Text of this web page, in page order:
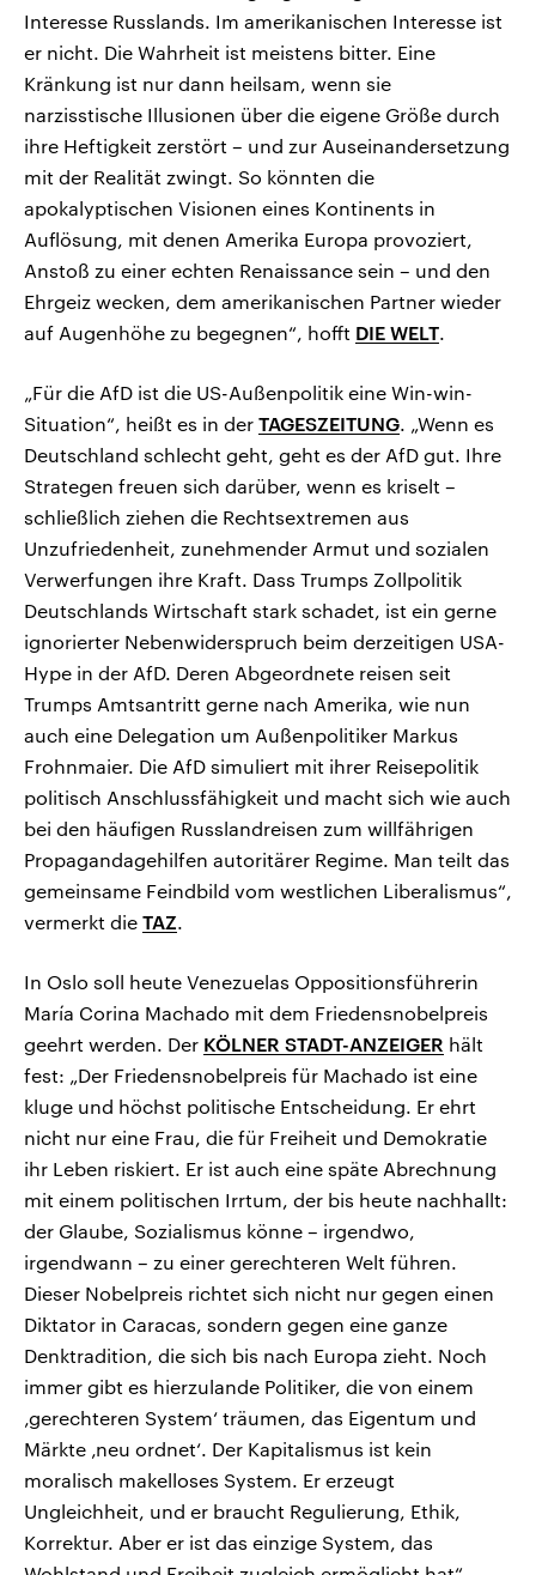
Interesse Russlands. Im amerikanischen Interesse ist
er nicht. Die Wahrheit ist meistens bitter. Eine
Kränkung ist nur dann heilsam, wenn sie
narzisstische Illusionen über die eigene Größe durch
ihre Heftigkeit zerstört – und zur Auseinandersetzung
mit der Realität zwingt. So könnten die
apokalyptischen Visionen eines Kontinents in
Auflösung, mit denen Amerika Europa provoziert,
Anstoß zu einer echten Renaissance sein – und den
Ehrgeiz wecken, dem amerikanischen Partner wieder
auf Augenhöhe zu begegnen“, hofft DIE WELT.
„Für die AfD ist die US-Außenpolitik eine Win-win-
Situation“, heißt es in der TAGESZEITUNG. „Wenn es
Deutschland schlecht geht, geht es der AfD gut. Ihre
Strategen freuen sich darüber, wenn es kriselt –
schließlich ziehen die Rechtsextremen aus
Unzufriedenheit, zunehmender Armut und sozialen
Verwerfungen ihre Kraft. Dass Trumps Zollpolitik
Deutschlands Wirtschaft stark schadet, ist ein gerne
ignorierter Nebenwiderspruch beim derzeitigen USA-
Hype in der AfD. Deren Abgeordnete reisen seit
Trumps Amtsantritt gerne nach Amerika, wie nun
auch eine Delegation um Außenpolitiker Markus
Frohnmaier. Die AfD simuliert mit ihrer Reisepolitik
politisch Anschlussfähigkeit und macht sich wie auch
bei den häufigen Russlandreisen zum willfährigen
Propagandagehilfen autoritärer Regime. Man teilt das
gemeinsame Feindbild vom westlichen Liberalismus“,
vermerkt die TAZ.
In Oslo soll heute Venezuelas Oppositionsführerin
María Corina Machado mit dem Friedensnobelpreis
geehrt werden. Der KÖLNER STADT-ANZEIGER hält
fest: „Der Friedensnobelpreis für Machado ist eine
kluge und höchst politische Entscheidung. Er ehrt
nicht nur eine Frau, die für Freiheit und Demokratie
ihr Leben riskiert. Er ist auch eine späte Abrechnung
mit einem politischen Irrtum, der bis heute nachhallt:
der Glaube, Sozialismus könne – irgendwo,
irgendwann – zu einer gerechteren Welt führen.
Dieser Nobelpreis richtet sich nicht nur gegen einen
Diktator in Caracas, sondern gegen eine ganze
Denktradition, die sich bis nach Europa zieht. Noch
immer gibt es hierzulande Politiker, die von einem
‚gerechteren System‘ träumen, das Eigentum und
Märkte ‚neu ordnet‘. Der Kapitalismus ist kein
moralisch makelloses System. Er erzeugt
Ungleichheit, und er braucht Regulierung, Ethik,
Korrektur. Aber er ist das einzige System, das